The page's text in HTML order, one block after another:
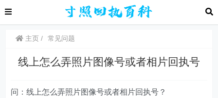
主页 常见问题
线上怎么弄照片图像号或者相片回执号
问：线上怎么弄照片图像号或者相片回执号？